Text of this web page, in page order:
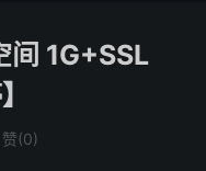
1G+SSL
赞(0)